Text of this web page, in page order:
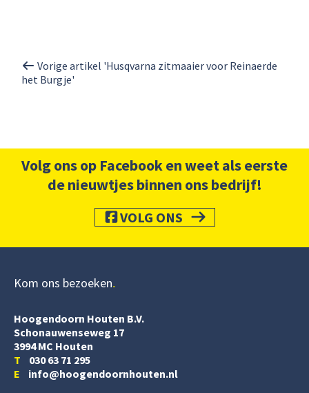
Vorige artikel 'Husqvarna zitmaaier voor Reinaerde
het Burgje'
Volg ons op Facebook en weet als eerste
de nieuwtjes binnen ons bedrijf!
VOLG ONS
Kom ons bezoeken
Hoogendoorn Houten B.V.
Schonauwenseweg 17
3994 MC Houten
T 030 63 71 295
E info@hoogendoornhouten.nl